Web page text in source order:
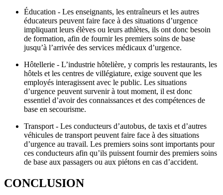
Éducation - Les enseignants, les entraîneurs et les autres
éducateurs peuvent faire face à des situations d’urgence
impliquant leurs élèves ou leurs athlètes, ils ont donc besoin
de formation, afin de fournir les premiers soins de base
jusqu’à l’arrivée des services médicaux d’urgence.
Hôtellerie - L’industrie hôtelière, y compris les restaurants, les
hôtels et les centres de villégiature, exige souvent que les
employés interagissent avec le public. Les situations
d’urgence peuvent survenir à tout moment, il est donc
essentiel d’avoir des connaissances et des compétences de
base en secourisme.
Transport - Les conducteurs d’autobus, de taxis et d’autres
véhicules de transport peuvent faire face à des situations
d’urgence au travail. Les premiers soins sont importants pour
ces conducteurs afin qu’ils puissent fournir des premiers soins
de base aux passagers ou aux piétons en cas d’accident.
CONCLUSION